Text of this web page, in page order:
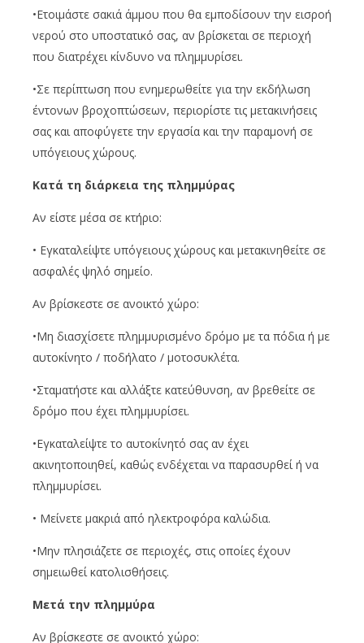
•Ετοιμάστε σακιά άμμου που θα εμποδίσουν την εισροή
νερού στο υποστατικό σας, αν βρίσκεται σε περιοχή
που διατρέχει κίνδυνο να πλημμυρίσει.
•Σε περίπτωση που ενημερωθείτε για την εκδήλωση
έντονων βροχοπτώσεων, περιορίστε τις μετακινήσεις
σας και αποφύγετε την εργασία και την παραμονή σε
υπόγειους χώρους.
Κατά τη διάρκεια της πλημμύρας
Αν είστε μέσα σε κτήριο:
• Εγκαταλείψτε υπόγειους χώρους και μετακινηθείτε σε
ασφαλές ψηλό σημείο.
Αν βρίσκεστε σε ανοικτό χώρο:
•Μη διασχίσετε πλημμυρισμένο δρόμο με τα πόδια ή με
αυτοκίνητο / ποδήλατο / μοτοσυκλέτα.
•Σταματήστε και αλλάξτε κατεύθυνση, αν βρεθείτε σε
δρόμο που έχει πλημμυρίσει.
•Εγκαταλείψτε το αυτοκίνητό σας αν έχει
ακινητοποιηθεί, καθώς ενδέχεται να παρασυρθεί ή να
πλημμυρίσει.
• Μείνετε μακριά από ηλεκτροφόρα καλώδια.
•Μην πλησιάζετε σε περιοχές, στις οποίες έχουν
σημειωθεί κατολισθήσεις.
Μετά την πλημμύρα
Αν βρίσκεστε σε ανοικτό χώρο: